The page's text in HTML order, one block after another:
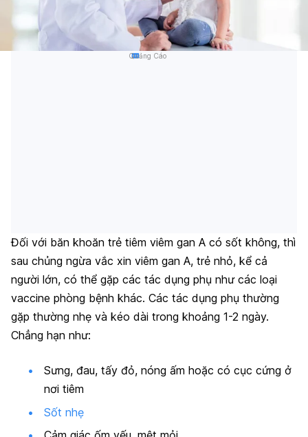
Quảng Cáo
Đối với băn khoăn trẻ tiêm viêm gan A có sốt không, thì
sau chủng ngừa vắc xin viêm gan A, trẻ nhỏ, kể cả
người lớn, có thể gặp các tác dụng phụ như các loại
vaccine phòng bệnh khác. Các tác dụng phụ thường
gặp thường nhẹ và kéo dài trong khoảng 1-2 ngày.
Chẳng hạn như:
Sưng, đau, tấy đỏ, nóng ấm hoặc có cục cứng ở
nơi tiêm
Sốt nhẹ